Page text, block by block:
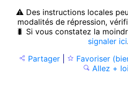
⚠ Des instructions locales
modalités de répression,
🐛 Si vous constatez la
signaler ici.
Partager| Favoriser
Allez +